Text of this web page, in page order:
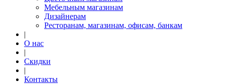
Мебельным магазинам
Дизайнерам
Ресторанам, магазинам, офисам, банкам
|
О нас
|
Скидки
|
Контакты